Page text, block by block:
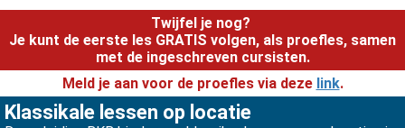
Twijfel je nog?
Je kunt de eerste les GRATIS volgen, als proefles, samen
met de ingeschreven cursisten.
Meld je aan voor de proefles via deze link.
Klassikale lessen op locatie